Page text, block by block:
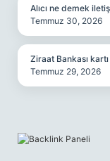
Alıcı ne demek
Temmuz 30, 2026
Ziraat Bankası
Temmuz 29, 2026